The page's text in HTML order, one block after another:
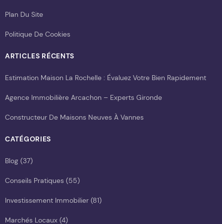
Plan Du Site
Politique De Cookies
ARTICLES RÉCENTS
Estimation Maison La Rochelle : Évaluez Votre Bien Rapidement
Agence Immobilière Arcachon – Experts Gironde
Constructeur De Maisons Neuves À Vannes
CATÉGORIES
Blog (37)
Conseils Pratiques (55)
Investissement Immobilier (81)
Marchés Locaux (4)